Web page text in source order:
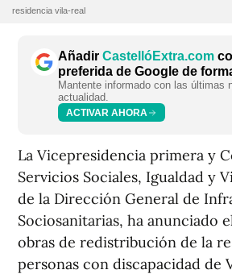
residencia vila-real
Añadir CastellóExtra.com
preferida de Google de
Mantente informado con las últimas
actualidad.
ACTIVAR AHORA
La Vicepresidencia primera y
Servicios Sociales, Igualdad y
de la Dirección General de
Sociosanitarias, ha anunciado
obras de redistribución de la
personas con discapacidad de